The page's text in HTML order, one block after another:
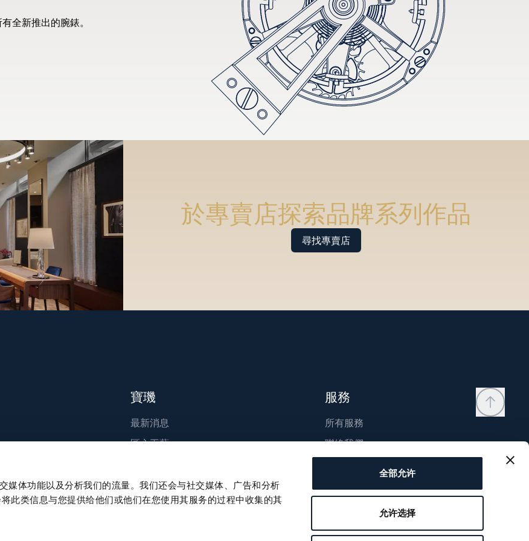
媒体功能以及分析我们的流量。我们还会与社交媒体、广告和分析
此类信息与您提供给他们或他们在您使用其服务的过程中收集的其
全部允许
允许选择
全新推出的腕錶。
於專賣店探索品牌系列作品
尋找專賣店
寶璣
最新消息
匠心工藝
永續發展
職涯發展
服務
所有服務
聯絡我們